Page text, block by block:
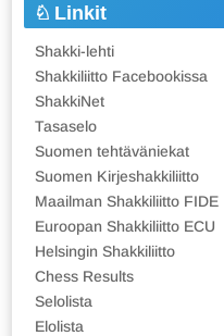
Linkit
Shakki-lehti
Shakkiliitto Facebookissa
ShakkiNet
Tasaselo
Suomen tehtäväniekat
Suomen Kirjeshakkiliitto
Maailman Shakkiliitto FIDE
Euroopan Shakkiliitto ECU
Helsingin Shakkiliitto
Chess Results
Selolista
Elolista